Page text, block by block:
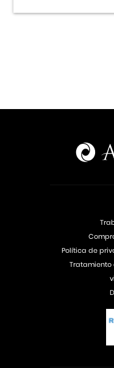
Política de